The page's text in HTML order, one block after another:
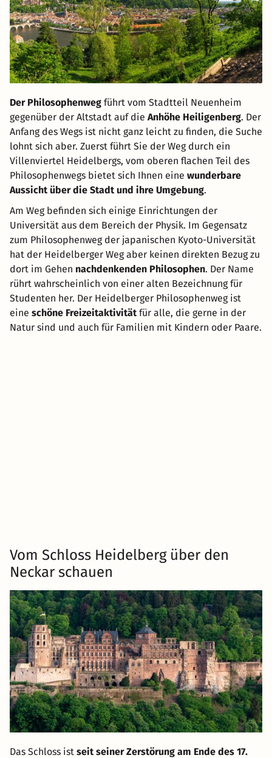
Der Philosophenweg führt vom Stadtteil Neuenheim
gegenüber der Altstadt auf die Anhöhe Heiligenberg. Der
Anfang des Wegs ist nicht ganz leicht zu finden, die Suche
lohnt sich aber. Zuerst führt Sie der Weg durch ein
Villenviertel Heidelbergs, vom oberen flachen Teil des
Philosophenwegs bietet sich Ihnen eine wunderbare
Aussicht über die Stadt und ihre Umgebung.
Am Weg befinden sich einige Einrichtungen der
Universität aus dem Bereich der Physik. Im Gegensatz
zum Philosophenweg der japanischen Kyoto-Universität
hat der Heidelberger Weg aber keinen direkten Bezug zu
dort im Gehen nachdenkenden Philosophen. Der Name
rührt wahrscheinlich von einer alten Bezeichnung für
Studenten her. Der Heidelberger Philosophenweg ist
eine schöne Freizeitaktivitätfür alle, die gerne in der
Natur sind und auch für Familien mit Kindern oder Paare.
Vom Schloss Heidelberg über den
Neckar schauen
Das Schloss ist seit seiner Zerstörung am Ende des 17.